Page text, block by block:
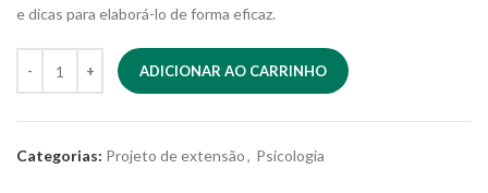
e dicas para elaborá-lo de forma eficaz.
ADICIONAR AO CARRINHO
Categorias: Projeto de extensão, Psicologia